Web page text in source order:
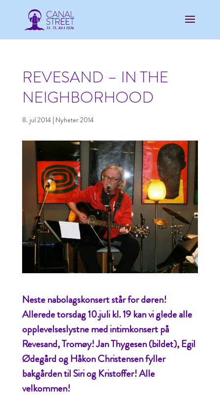
REVESAND – IN THE
NEIGHBORHOOD
8. jul 2014| Nyheter 2014
Neste nabolagskonsert står for døren!
Allerede torsdag 10.juli kl. 19 kan vi glede alle
opplevelseslystne med intimkonsert på
Revesand, Tromøy! Jan Thygesen (bildet), Egil
Ødegård og Håkon Christensen fyller
bakgården til Siri og Kristoffer! Alle
velkommen!